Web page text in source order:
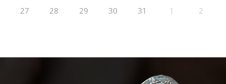
27 28 29 30 31 1 2